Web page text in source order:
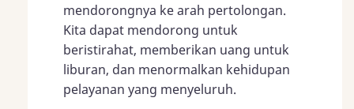
mendorongnya ke arah pertolongan.
Kita dapat mendorong untuk
beristirahat, memberikan uang untuk
liburan, dan menormalkan kehidupan
pelayanan yang menyeluruh.